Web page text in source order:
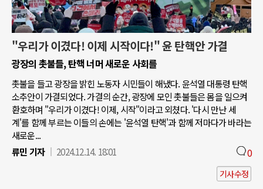
"우리가 이겼다! 이제 시작이다!" 윤 탄핵안 가결
광장의 촛불들, 탄핵 너머 새로운 사회를
촛불을 들고 광장을 밝힌 노동자 시민들이 해냈다. 윤석열 대통령 탄핵
소추안이 가결되었다. 가결의 순간, 광장에 모인 촛불들은 몸을 일으켜
환호하며 "우리가 이겼다! 이제, 시작"이라고 외쳤다. '다시 만난 세
계'를 함께 부르는 이들의 손에는 '윤석열 탄핵'과 함께 저마다가 바라는
새로운...
류민 기자
2024.12.14. 18:01 0
기사수정